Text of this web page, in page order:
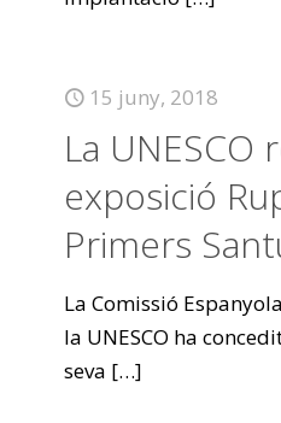
15 juny, 2018
La UNESCO
exposició
Primers
La Comissió
la UNESCO ha
seva […]